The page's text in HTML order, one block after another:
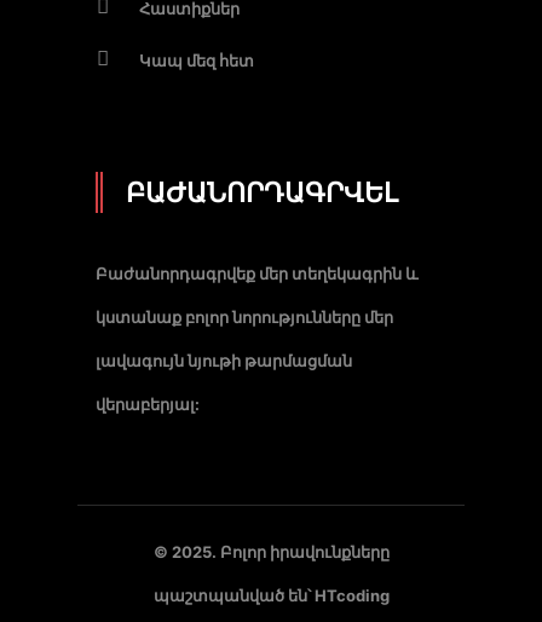
Հաստիքներ
Կապ մեզ հետ
ԲԱԺԱՆՈՐԴԱԳՐՎԵԼ
Բաժանորդագրվեք մեր տեղեկագրին և
կստանաք բոլոր նորությունները մեր
լավագույն նյութի թարմացման
վերաբերյալ:
© 2025. Բոլոր իրավունքները
պաշտպանված են՝HTcoding